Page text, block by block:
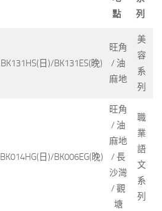
點
列
BK131HS(日)/BK131ES(晚)
旺角
/ 油
麻地
美
容
系
列
BK014HG(日)/BK006EG(晚)
旺角
/ 油
麻地
/ 長
沙灣
/ 觀
塘
職
業
語
文
系
列